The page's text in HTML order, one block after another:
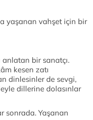
yaşanan vahşet için bir
anlatan bir sanatçı.
kesen zatı
dinlesinler de sevgi,
dillerine dolasınlar
sonrada. Yaşanan